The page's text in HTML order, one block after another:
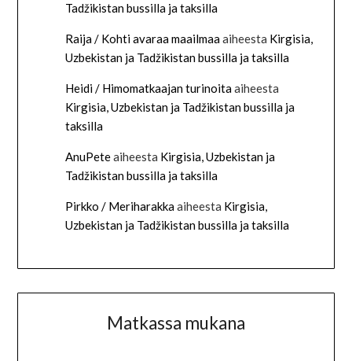
Tadžikistan bussilla ja taksilla
Raija / Kohti avaraa maailmaaaiheesta Kirgisia,
Uzbekistan ja Tadžikistan bussilla ja taksilla
Heidi / Himomatkaajan turinoitaaiheesta
Kirgisia, Uzbekistan ja Tadžikistan bussilla ja
taksilla
AnuPeteaiheesta Kirgisia, Uzbekistan ja
Tadžikistan bussilla ja taksilla
Pirkko / Meriharakkaaiheesta Kirgisia,
Uzbekistan ja Tadžikistan bussilla ja taksilla
Matkassa mukana